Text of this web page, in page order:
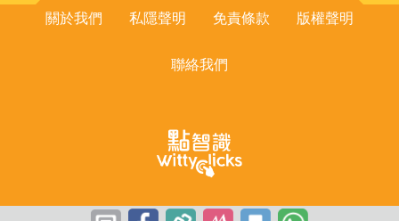
關於我們 私隱聲明 免責條款 版權聲明
聯絡我們
Youthinkers Limited © All Rights Reserved